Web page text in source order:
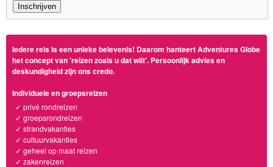
Iedere reis is een unieke belevenis! Daarom hanteert Adventures Globe
het concept van 'reizen zoals u dat wilt'. Persoonlijk advies en
deskundigheid zijn ons credo.
Individuele en groepsreizen
✓ privé rondreizen
✓ groepsrondreizen
✓ strandvakanties
✓ cultuurvakanties
✓ geheel op maat reizen
✓ zakenreizen